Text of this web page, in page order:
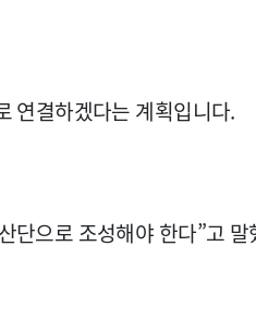
연결하겠다는 계획입니다.
단으로 조성해야 한다”고 말